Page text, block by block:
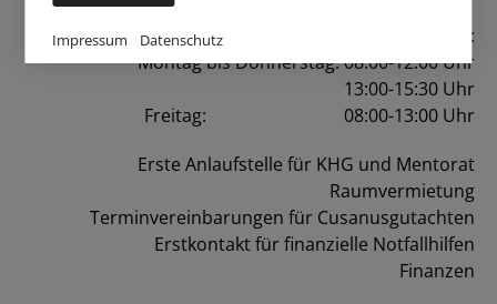
Impressum Datenschutz
Bürozeiten:
Montag bis Donnerstag: 08:00-12:00 Uhr
13:00-15:30 Uhr
Freitag: 08:00-13:00 Uhr
Erste Anlaufstelle für KHG und Mentorat
Raumvermietung
Terminvereinbarungen für Cusanusgutachten
Erstkontakt für finanzielle Notfallhilfen
Finanzen